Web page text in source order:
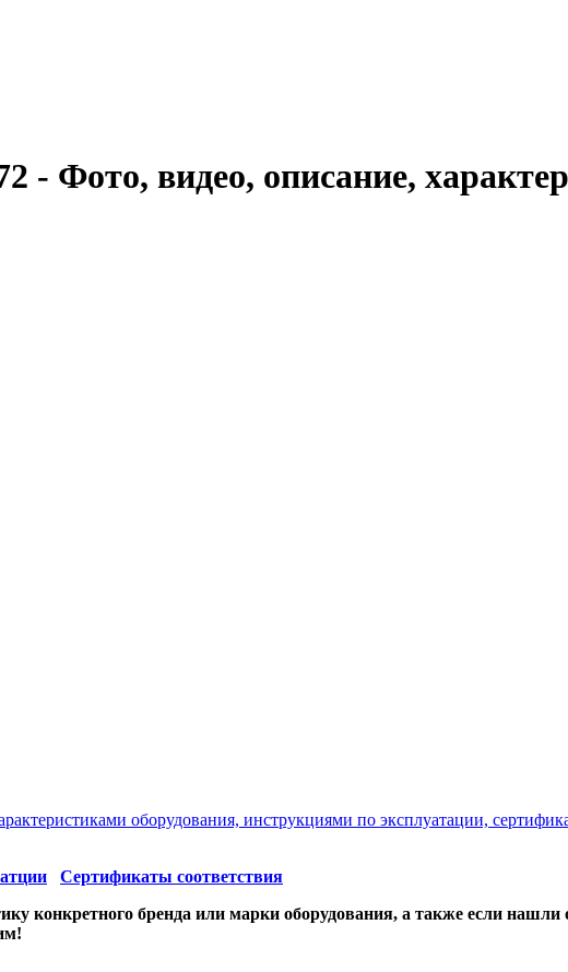
- Фото, видео, описание,
оборудования, инструкциями по эксплуатации,
Сертификаты соответствия
конкретного бренда или марки оборудования, а также если